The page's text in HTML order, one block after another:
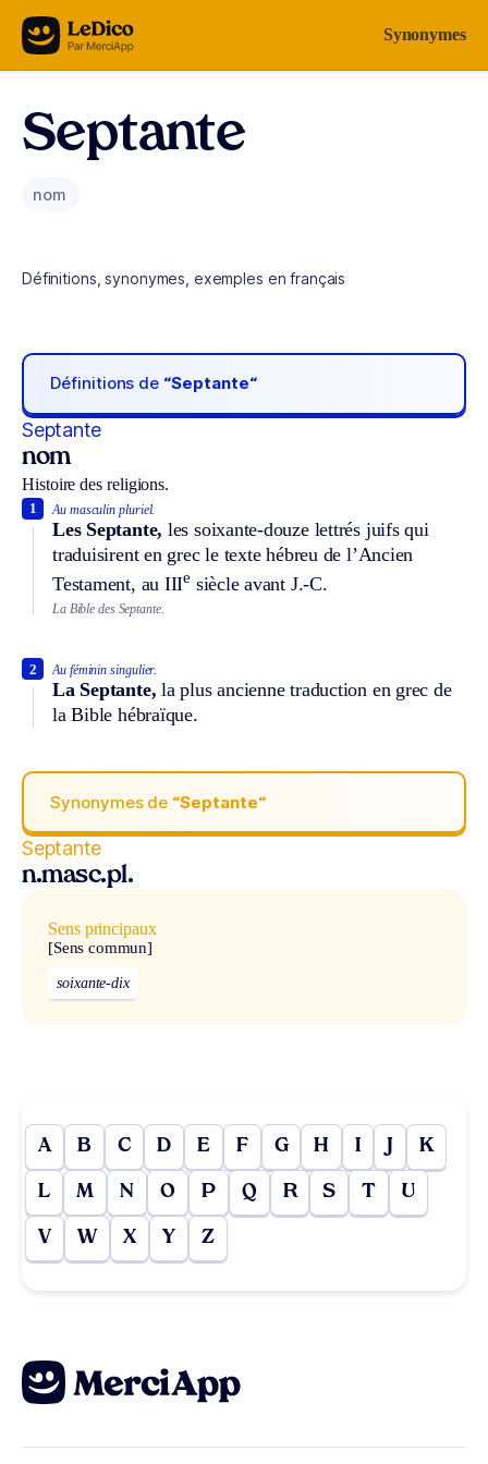
Aller au contenu Synonymes
Septante
nom
Définitions, synonymes, exemples en français
Définitions de “Septante“
Septante
nom
Histoire des religions.
Au masculin pluriel.
Les Septante, les soixante-douze lettrés juifs qui
traduisirent en grec le texte hébreu de l’Ancien
Testament, au IIIe siècle avant J.-C.
1
La Bible des Septante.
Au féminin singulier.
La Septante, la plus ancienne traduction en grec de
la Bible hébraïque.
2
Synonymes de “Septante“
Septante
n.masc.pl.
Sens principaux
[Sens commun]
soixante-dix
A B C D E F G H I J K
L M N O P Q R S T U
V W X Y Z